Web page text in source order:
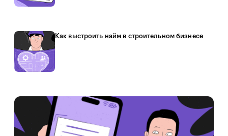
Как выстроить найм в строительном бизнесе